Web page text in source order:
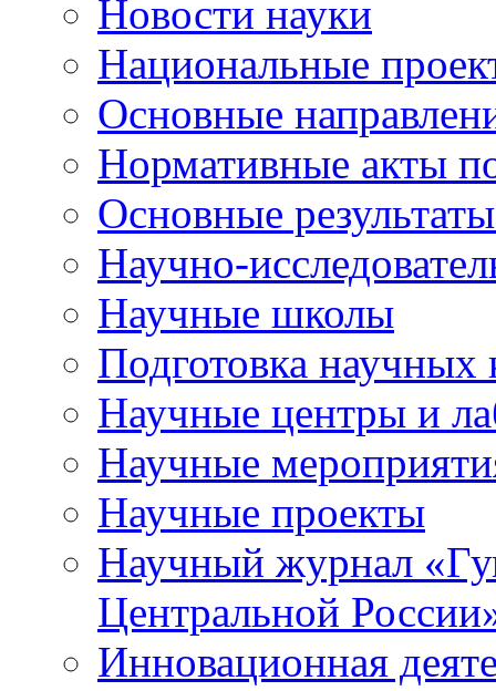
Новости науки
Национальные
Основные
Нормативные акты
Основные
Научно-
Научные школы
Подготовка научных
Научные центры и
Научные
Научные проекты
Научный журнал «
Центральной
Инновационная